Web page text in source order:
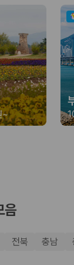
차량 연식을 함께
, 보험 조건을 함
입니다
니다. 카모아는
다.
입니다.
~
음
전북 충남